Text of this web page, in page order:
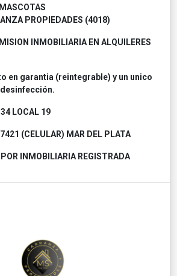
PROPIEDADES (4018)
INMOBILIARIA EN ALQUILERES
en garantia (reintegrable) y un unico
LOCAL 19
(CELULAR) MAR DEL PLATA
INMOBILIARIA REGISTRADA